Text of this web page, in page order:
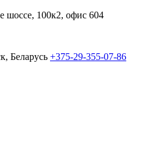
шоссе, 100к2, офис 604
Беларусь +375-29-355-07-86